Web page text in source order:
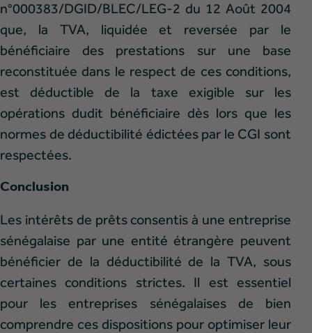
n°000383/DGID/BLEC/LEG-2 du 12 Août 2004
que, la TVA, liquidée et reversée par le
bénéficiaire des prestations sur une base
reconstituée dans le respect de ces conditions,
est déductible de la taxe exigible sur les
opérations dudit bénéficiaire dès lors que les
normes de déductibilité édictées par le CGI sont
respectées.
Conclusion
Les intérêts de prêts consentis à une entreprise
sénégalaise par une entité étrangère peuvent
bénéficier de la déductibilité de la TVA, sous
certaines conditions strictes. Il est essentiel
pour les entreprises sénégalaises de bien
comprendre ces dispositions pour optimiser leur